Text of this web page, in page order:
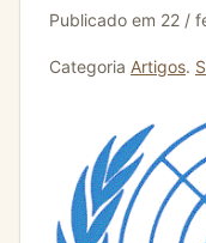
Publicado em 22 /
Categoria Artigos.